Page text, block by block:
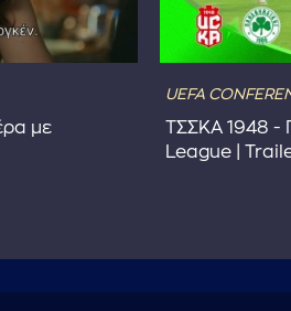
με
UEFA
ΤΣΣΚΑ 1948 -
League |